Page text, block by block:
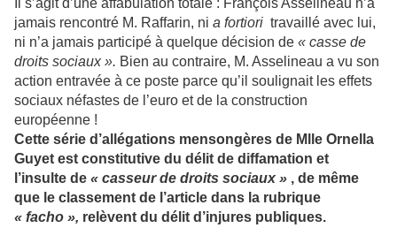
Il s’agit d’une affabulation totale : François Asselineau n’a
jamais rencontré M. Raffarin, ni a fortiori travaillé avec lui,
ni n’a jamais participé à quelque décision de « casse de
droits sociaux ». Bien au contraire, M. Asselineau a vu son
action entravée à ce poste parce qu’il soulignait les effets
sociaux néfastes de l’euro et de la construction
européenne !
Cette série d’allégations mensongères de Mlle Ornella
Guyet est constitutive du délit de diffamation et
l’insulte de « casseur de droits sociaux » , de même
que le classement de l’article dans la rubrique
« facho », relèvent du délit d’injures publiques.